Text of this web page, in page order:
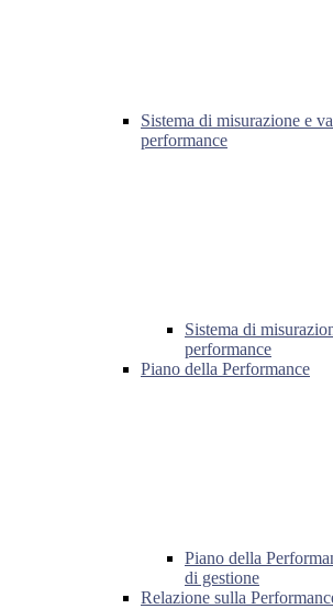
Sistema di misurazione e
performance
Sistema di
performance
Piano della Performance
Piano della
di gestione
Relazione sulla